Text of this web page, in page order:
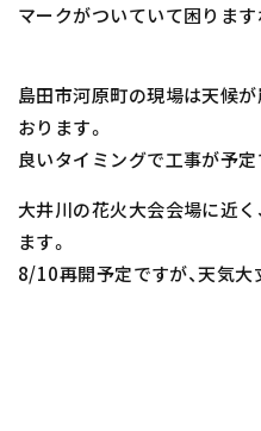
マークがついていて困ります
島田市河原町の現場は天候
おります。
良いタイミングで工事が予定
大井川の花火大会会場に近
ます。
8/10再開予定ですが、天気大